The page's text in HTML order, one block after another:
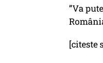
”Va
[citeste